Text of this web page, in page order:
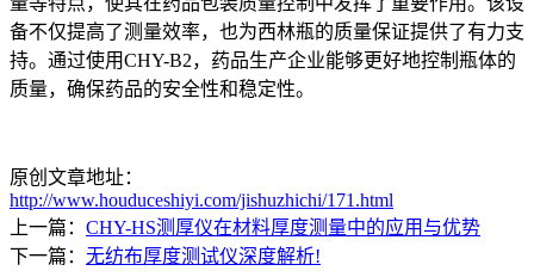
备不仅提高了测量效率，也为西林瓶的质量保证提供了有力支
持。通过使用CHY-B2，药品生产企业能够更好地控制瓶体的
质量，确保药品的安全性和稳定性。
原创文章地址：
http://www.houduceshiyi.com/jishuzhichi/171.html
上一篇： CHY-HS测厚仪在材料厚度测量中的应用与优势
下一篇： 无纺布厚度测试仪深度解析!